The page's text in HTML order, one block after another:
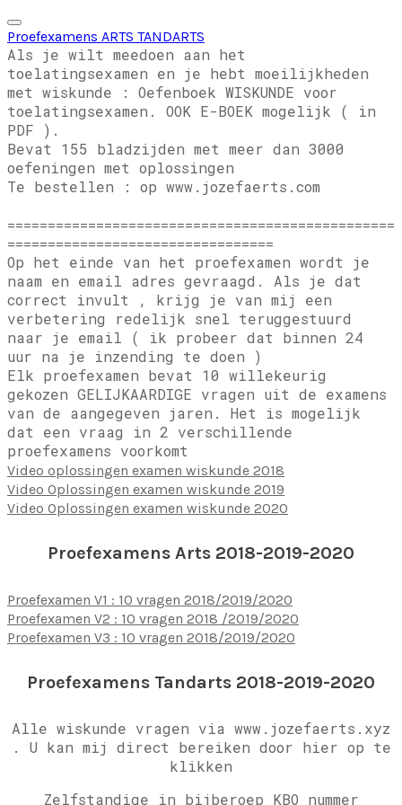
Proefexamens ARTS TANDARTS
Als je wilt meedoen aan het
toelatingsexamen en je hebt moeilijkheden
met wiskunde : Oefenboek WISKUNDE voor
toelatingsexamen. OOK E-BOEK mogelijk ( in
PDF ).
Bevat 155 bladzijden met meer dan 3000
oefeningen met oplossingen
Te bestellen : op www.jozefaerts.com
================================================
=================================
Op het einde van het proefexamen wordt je
naam en email adres gevraagd. Als je dat
correct invult , krijg je van mij een
verbetering redelijk snel teruggestuurd
naar je email ( ik probeer dat binnen 24
uur na je inzending te doen )
Elk proefexamen bevat 10 willekeurig
gekozen GELIJKAARDIGE vragen uit de examens
van de aangegeven jaren. Het is mogelijk
dat een vraag in 2 verschillende
proefexamens voorkomt
Video oplossingen examen wiskunde 2018
Video Oplossingen examen wiskunde 2019
Video Oplossingen examen wiskunde 2020
Proefexamens Arts 2018-2019-2020
Proefexamen V1 : 10 vragen 2018/2019/2020
Proefexamen V2 : 10 vragen 2018 /2019/2020
Proefexamen V3 : 10 vragen 2018/2019/2020
Proefexamens Tandarts 2018-2019-2020
Alle wiskunde vragen via www.jozefaerts.xyz
. U kan mij direct bereiken door hier op te
klikken
Zelfstandige in bijberoep KBO nummer